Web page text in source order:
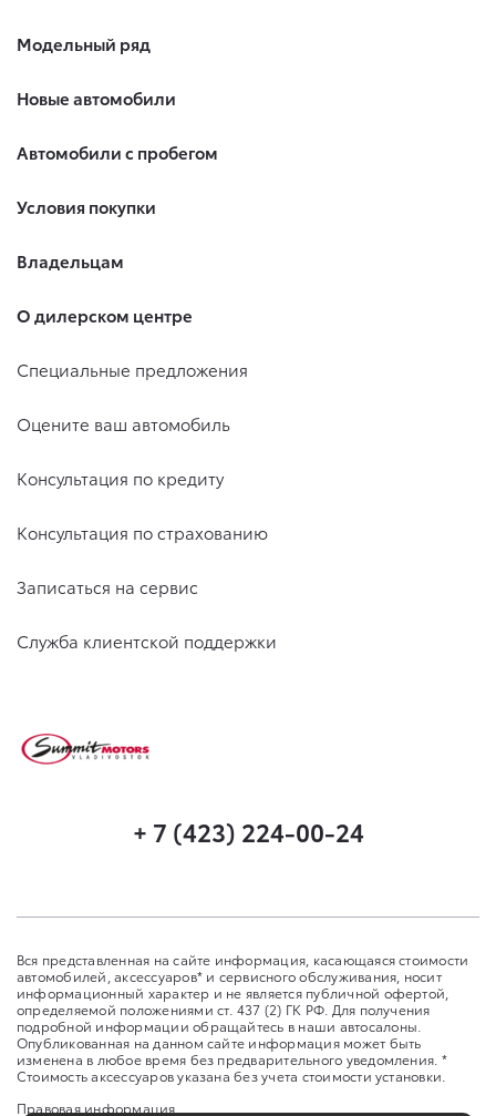
Модельный ряд
Новые автомобили
Автомобили с пробегом
Условия покупки
Владельцам
О дилерском центре
Специальные предложения
Оцените ваш автомобиль
Консультация по кредиту
Консультация по страхованию
Записаться на сервис
Служба клиентской поддержки
+ 7 (423) 224-00-24
Вся представленная на сайте информация, касающаяся стоимости
автомобилей, аксессуаров* и сервисного обслуживания, носит
информационный характер и не является публичной офертой,
определяемой положениями ст. 437 (2) ГК РФ. Для получения
подробной информации обращайтесь в наши автосалоны.
Опубликованная на данном сайте информация может быть
изменена в любое время без предварительного уведомления. *
Стоимость аксессуаров указана без учета стоимости установки.
Правовая информация